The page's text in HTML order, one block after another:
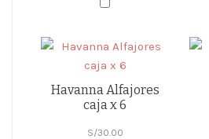
Havanna Alfajores
caja x 6
S/30.00